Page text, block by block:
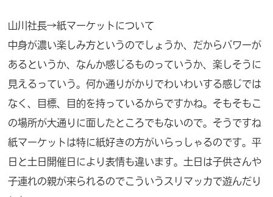
山川社長→紙マーケットについて
中身が濃い楽しみ方というのでしょうか、だからパワーが
あるというか、なんか感じるものっていうか、楽しそうに
見えるっていう。何か通りがかりでわいわいする感じでは
なく、目標、目的を持っているからですかね。そもそもこ
の場所が大通りに面したところでもないので。そうですね
紙マーケットは特に紙好きの方がいらっしゃるのです。平
日と土日開催日により表情も違います。土日は子供さんや
子連れの親が来られるのでこういうスリマッカで遊んだり